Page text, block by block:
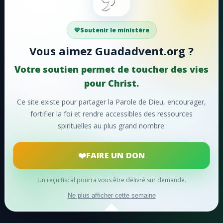
#49 - Entendez-vous
#50 - Chantons, chantons sans cesse
#52 - Lorsque le ciel retentit
#53 - Faisons éclater notre joie
#54 - Ô charité suprême!
#55 - Ô merveilleuse histoire
#56 - Oh! que ne pouvons-nous
#57 - Divin Sauveur
#58 - De la divinité
Votre soutien aide Guadadvent.org à continuer sa
mission de foi, d'encouragement et d'édification.
❤️Faire un don maintenant
© 2024 Guadadvent.org ® Tous droits réservés
développé par David BERGINA - tidave - pour berginet.net
Soutenir le ministère
Vous aimez Guadadvent.org ?
Votre soutien permet de toucher des vies
pour Christ.
Ce site existe pour partager la Parole de Dieu, encourager,
fortifier la foi et rendre accessibles des ressources
spirituelles au plus grand nombre.
FAIRE UN DON
Un reçu fiscal pourra vous être délivré sur demande.
Ne plus afficher cette semaine